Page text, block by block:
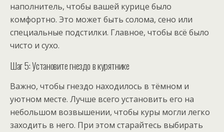
наполнитель, чтобы вашей курице было
комфортно. Это может быть солома, сено или
специальные подстилки. Главное, чтобы всё было
чисто и сухо.
Шаг 5: Установите гнездо в курятнике
Важно, чтобы гнездо находилось в тёмном и
уютном месте. Лучше всего установить его на
небольшом возвышении, чтобы куры могли легко
заходить в него. При этом старайтесь выбирать